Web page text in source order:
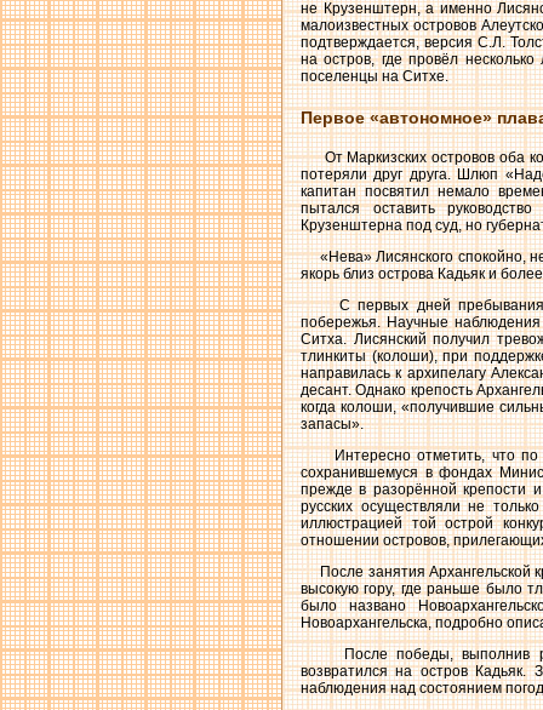
не Крузенштерн, а именно
малоизвестных островов
подтверждается, версия С.Л.
на остров, где провёл
поселенцы на Ситхе.
Первое «автономное»
От Маркизских островов оба
потеряли друг друга. Шлюп
капитан посвятил немало
пытался оставить
Крузенштерна под суд, но
«Нева» Лисянского спокойно,
якорь близ острова Кадьяк и
С первых дней пребывания в
побережья. Научные наблюдения
Ситха. Лисянский получил
тлинкиты (колоши), при
направилась к архипелагу
десант. Однако крепость
когда колоши, «получившие
запасы».
Интересно отметить, что по
сохранившемуся в фондах
прежде в разорённой крепости
русских осуществляли не
иллюстрацией той острой
отношении островов,
После занятия Архангельской
высокую гору, где раньше было
было названо
Новоархангельска, подробно
После победы, выполнив ряд
возвратился на остров
наблюдения над состоянием